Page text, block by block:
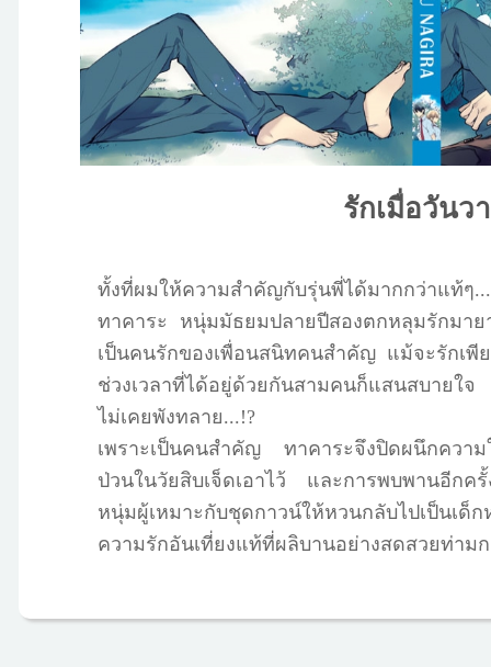
รักเมื่อวันว
ทั้งที่ผมให้ความสำคัญกับรุ่นพี่ได้มากกว่าแท้ๆ...
ทาคาระ หนุ่มมัธยมปลายปีสองตกหลุมรักมา
เป็นคนรักของเพื่อนสนิทคนสำคัญ แม้จะรักเพี
ช่วงเวลาที่ได้อยู่ด้วยกันสามคนก็แสนสบายใ
ไม่เคยพังทลาย...!?
เพราะเป็นคนสำคัญ ทาคาระจึงปิดผนึกคว
ป่วนในวัยสิบเจ็ดเอาไว้ และการพบพานอีกค
หนุ่มผู้เหมาะกับชุดกาวน์ให้หวนกลับไปเป็น
ความรักอันเที่ยงแท้ที่ผลิบานอย่างสดสวยท่ามก